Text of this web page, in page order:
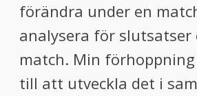
förändra under en
analysera för slutsatser
match. Min
till att utveckla det i